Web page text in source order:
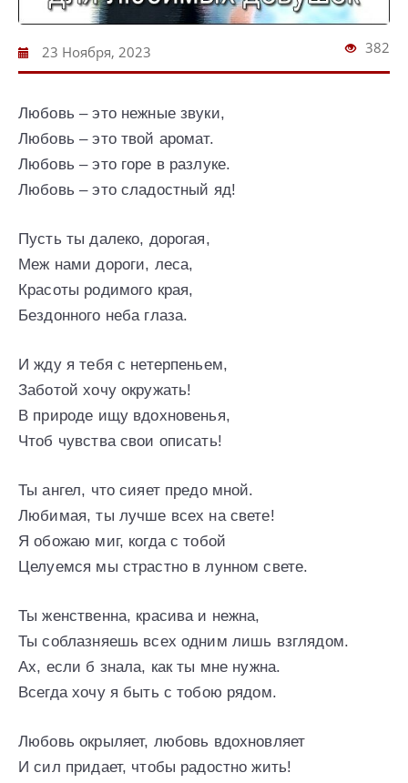
23 Ноября, 2023 382
Любовь – это нежные звуки,
Любовь – это твой аромат.
Любовь – это горе в разлуке.
Любовь – это сладостный яд!
Пусть ты далеко, дорогая,
Меж нами дороги, леса,
Красоты родимого края,
Бездонного неба глаза.
И жду я тебя с нетерпеньем,
Заботой хочу окружать!
В природе ищу вдохновенья,
Чтоб чувства свои описать!
Ты ангел, что сияет предо мной.
Любимая, ты лучше всех на свете!
Я обожаю миг, когда с тобой
Целуемся мы страстно в лунном свете.
Ты женственна, красива и нежна,
Ты соблазняешь всех одним лишь взглядом.
Ах, если б знала, как ты мне нужна.
Всегда хочу я быть с тобою рядом.
Любовь окрыляет, любовь вдохновляет
И сил придает, чтобы радостно жить!